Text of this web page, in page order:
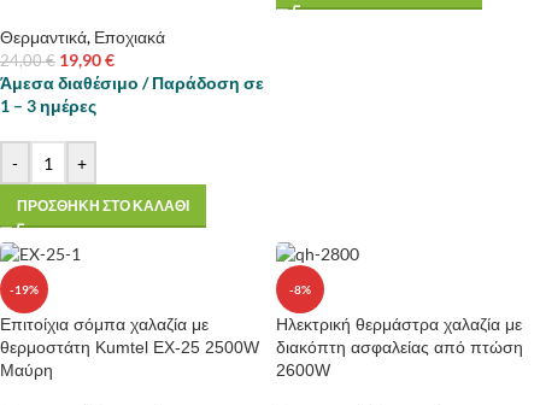
Θερμαντικά, Εποχιακά
24,00€ 19,90€
Άμεσα διαθέσιμο / Παράδοση σε
1 – 3 ημέρες
- +
ΠΡΟΣΘΗΚΗ ΣΤΟ ΚΑΛΑΘΙ
-19%
Επιτοίχια σόμπα χαλαζία με
θερμοστάτη Kumtel EX-25 2500W
Μαύρη
-8%
Ηλεκτρική θερμάστρα χαλαζία με
διακόπτη ασφαλείας από πτώση
2600W